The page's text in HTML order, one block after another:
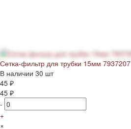
Сетка-фильтр для трубки 15мм 7937207
В наличии 30 шт
45 ₽
45 ₽
-
+
×